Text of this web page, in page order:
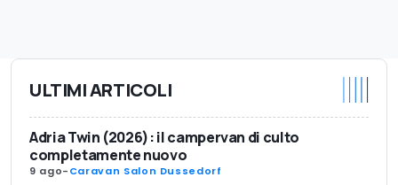
ULTIMI ARTICOLI
Adria Twin (2026): il campervan di culto
completamente nuovo
9 ago-Caravan Salon Dussedorf